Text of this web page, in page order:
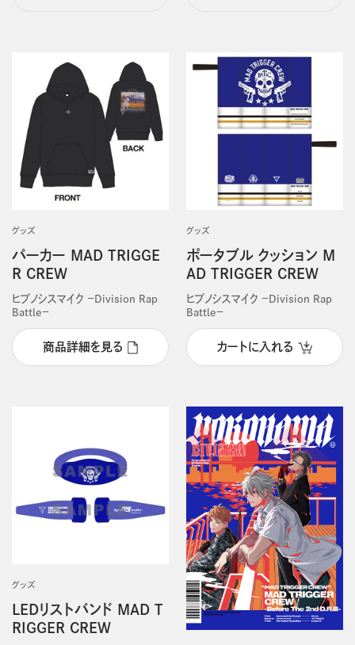
グッズ
パーカー MAD TRIGGE
R CREW
ヒプノシスマイク －Division Rap
Battle－
商品詳細を見る
グッズ
ポータブル クッション M
AD TRIGGER CREW
ヒプノシスマイク －Division Rap
Battle－
カートに入れる
グッズ
LEDリストバンド MAD T
RIGGER CREW